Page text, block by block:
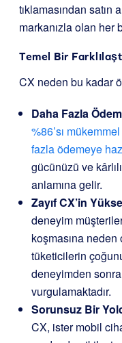
tıklamasından satın
markanızla olan her
Temel Bir
CX neden bu kadar
Daha Fazla
%86’sı
fazla ödemeye
gücünüzü ve
anlamına gelir.
Zayıf CX’in
deneyim
koşmasına neden
tüketicilerin
deneyimden
vurgulamaktadır.
Sorunsuz Bir
CX, ister mobil